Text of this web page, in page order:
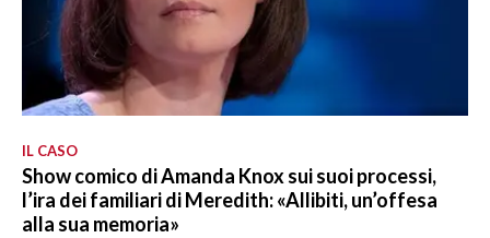
IL CASO
Show comico di Amanda Knox sui suoi processi,
l’ira dei familiari di Meredith: «Allibiti, un’offesa
alla sua memoria»